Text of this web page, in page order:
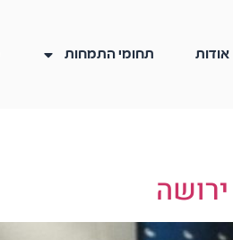
אודות תחומי התמחות